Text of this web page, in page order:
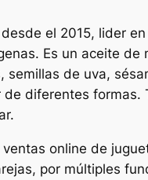
el 2015, lider
Es un aceite
de uva,
diferentes
online de
por múltiples